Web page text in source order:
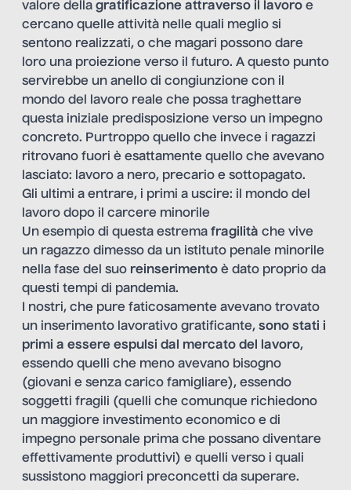
valore della gratificazione attraverso il lavoro e
cercano quelle attività nelle quali meglio si
sentono realizzati, o che magari possono dare
loro una proiezione verso il futuro. A questo punto
servirebbe un anello di congiunzione con il
mondo del lavoro reale che possa traghettare
questa iniziale predisposizione verso un impegno
concreto. Purtroppo quello che invece i ragazzi
ritrovano fuori è esattamente quello che avevano
lasciato: lavoro a nero, precario e sottopagato.
Gli ultimi a entrare, i primi a uscire: il mondo del
lavoro dopo il carcere minorile
Un esempio di questa estrema fragilità che vive
un ragazzo dimesso da un istituto penale minorile
nella fase del suo reinserimento è dato proprio da
questi tempi di pandemia.
I nostri, che pure faticosamente avevano trovato
un inserimento lavorativo gratificante, sono stati i
primi a essere espulsi dal mercato del lavoro,
essendo quelli che meno avevano bisogno
(giovani e senza carico famigliare), essendo
soggetti fragili (quelli che comunque richiedono
un maggiore investimento economico e di
impegno personale prima che possano diventare
effettivamente produttivi) e quelli verso i quali
sussistono maggiori preconcetti da superare.